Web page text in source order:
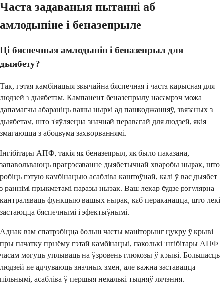
Часта задаваныя пытанні аб
амлодыпіне і беназепрыле
Ці бяспечныя амлодыпін і беназепрыл для
дыябету?
Так, гэтая камбінацыя звычайна бяспечная і часта карысная для
людзей з дыябетам. Кампанент беназепрылу насамрэч можа
дапамагчы абараніць вашы ныркі ад пашкоджанняў, звязаных з
дыябетам, што з'яўляецца значнай перавагай для людзей, якія
змагаюцца з абодвума захворваннямі.
Інгібітары АПФ, такія як беназепрыл, як было паказана,
запавольваюць прагрэсаванне дыябетычнай хваробы нырак, што
робіць гэтую камбінацыю асабліва каштоўнай, калі ў вас дыябет
з раннімі прыкметамі паразы нырак. Ваш лекар будзе рэгулярна
кантраляваць функцыю вашых нырак, каб пераканацца, што лекі
застаюцца бяспечнымі і эфектыўнымі.
Аднак вам спатрэбіцца больш часты маніторынг цукру ў крыві
пры пачатку прыёму гэтай камбінацыі, паколькі інгібітары АПФ
часам могуць уплываць на ўзровень глюкозы ў крыві. Большасць
людзей не адчуваюць значных змен, але важна заставацца
пільнымі, асабліва ў першыя некалькі тыдняў лячэння.